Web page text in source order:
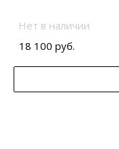
Нет в наличии
18 100 руб.